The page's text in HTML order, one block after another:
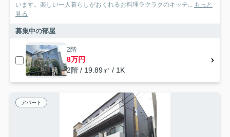
います。楽しい一人暮らしがおくれるお料理ラクラクのキッチ... もっと
見る
募集中の部屋
2階
8万円
2階 / 19.89㎡ / 1K
アパート